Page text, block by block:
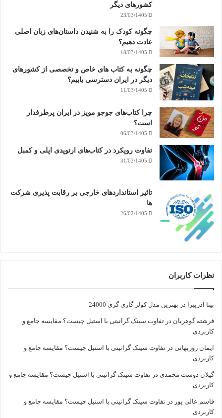
کشورهای دیگر
23/03/1405
چگونه کودک را به شنیدن داستان‌های زبان اصلی
عادت دهیم؟
18/03/1405
چگونه به کتاب های خاص و تخصصی از کشورهای
دیگر در ایران دسترسی یابیم؟
11/03/1405
چرا کتاب‌های جوجو مویز در ایران پرطرفدار
است؟
06/03/1405
تفاوت رویکرد در کتاب‌های ارتوپدی اپلی و کمبل
31/02/1405
تاثیر استانداردهای خارجی بر رقابت پذیری شرکت
ها
26/02/1405
نظرات کاربران
بیتا آذرپیرا در بهترین مدل کولر گازی گری 24000
فرشته گوهریان در تفاوت سینک گرانیتی با استیل چیست؟ مقایسه جامع و
کاربردی
ایمان روزبهانی در تفاوت سینک گرانیتی با استیل چیست؟ مقایسه جامع و
کاربردی
گیلان دوست محمدی در تفاوت سینک گرانیتی با استیل چیست؟ مقایسه جامع و
کاربردی
قاسم عالی پور در تفاوت سینک گرانیتی با استیل چیست؟ مقایسه جامع و
کاربردی